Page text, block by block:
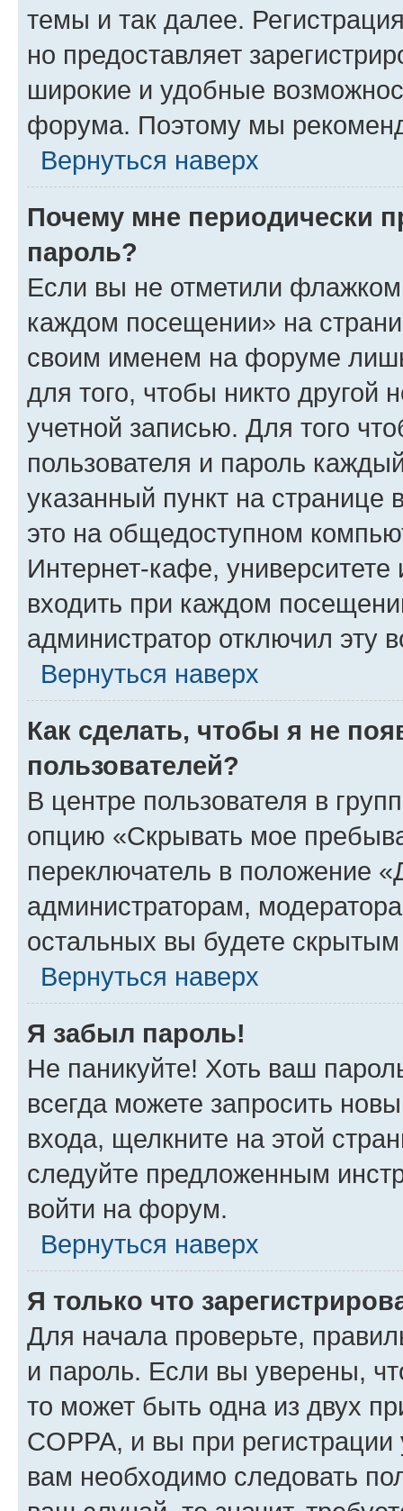
темы и так далее.
но предоставляет
широкие и удобные
форума. Поэтому мы
Вернуться наверх
Почему мне периодически
пароль?
Если вы не отметили флажком
каждом посещении» на
своим именем на форуме
для того, чтобы никто другой
учетной записью. Для того
пользователя и пароль
указанный пункт на
это на общедоступном
Интернет-кафе, университете
входить при каждом
администратор отключил эту
Вернуться наверх
Как сделать, чтобы я не
пользователей?
В центре пользователя в
опцию «Скрывать мое
переключатель в положение
администраторам,
остальных вы будете
Вернуться наверх
Я забыл пароль!
Не паникуйте! Хоть ваш
всегда можете запросить
входа, щелкните на этой
следуйте предложенным
войти на форум.
Вернуться наверх
Я только что
Для начала проверьте,
и пароль. Если вы уверены,
то может быть одна из двух
COPPA, и вы при
вам необходимо следовать